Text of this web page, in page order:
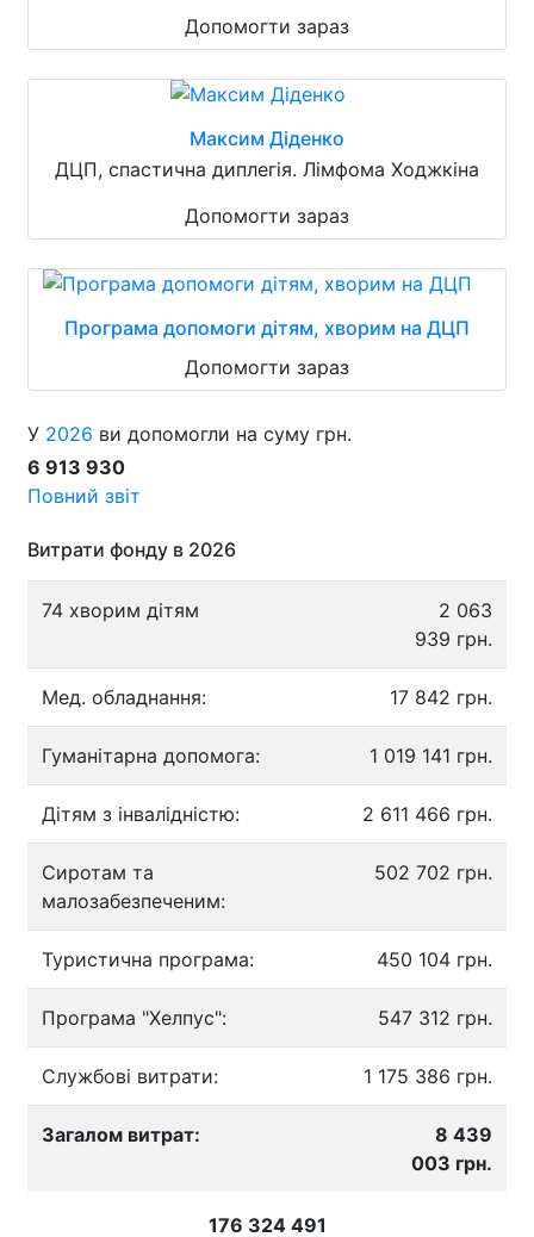
Допомогти зараз
Максим Діденко
ДЦП, спастична диплегія. Лімфома Ходжкіна
Допомогти зараз
Програма допомоги дітям, хворим на ДЦП
Допомогти зараз
У 2026 ви допомогли на суму грн.
6 913 930
Повний звіт
Витрати фонду в 2026
74 хворим дітям
2 063
939 грн.
Мед. обладнання: 17 842 грн.
Гуманітарна допомога: 1 019 141 грн.
Дітям з інвалідністю: 2 611 466 грн.
Сиротам та
малозабезпеченим:
502 702 грн.
Туристична програма: 450 104 грн.
Програма "Хелпус": 547 312 грн.
Службові витрати: 1 175 386 грн.
Загалом витрат:
8 439
003 грн.
176 324 491